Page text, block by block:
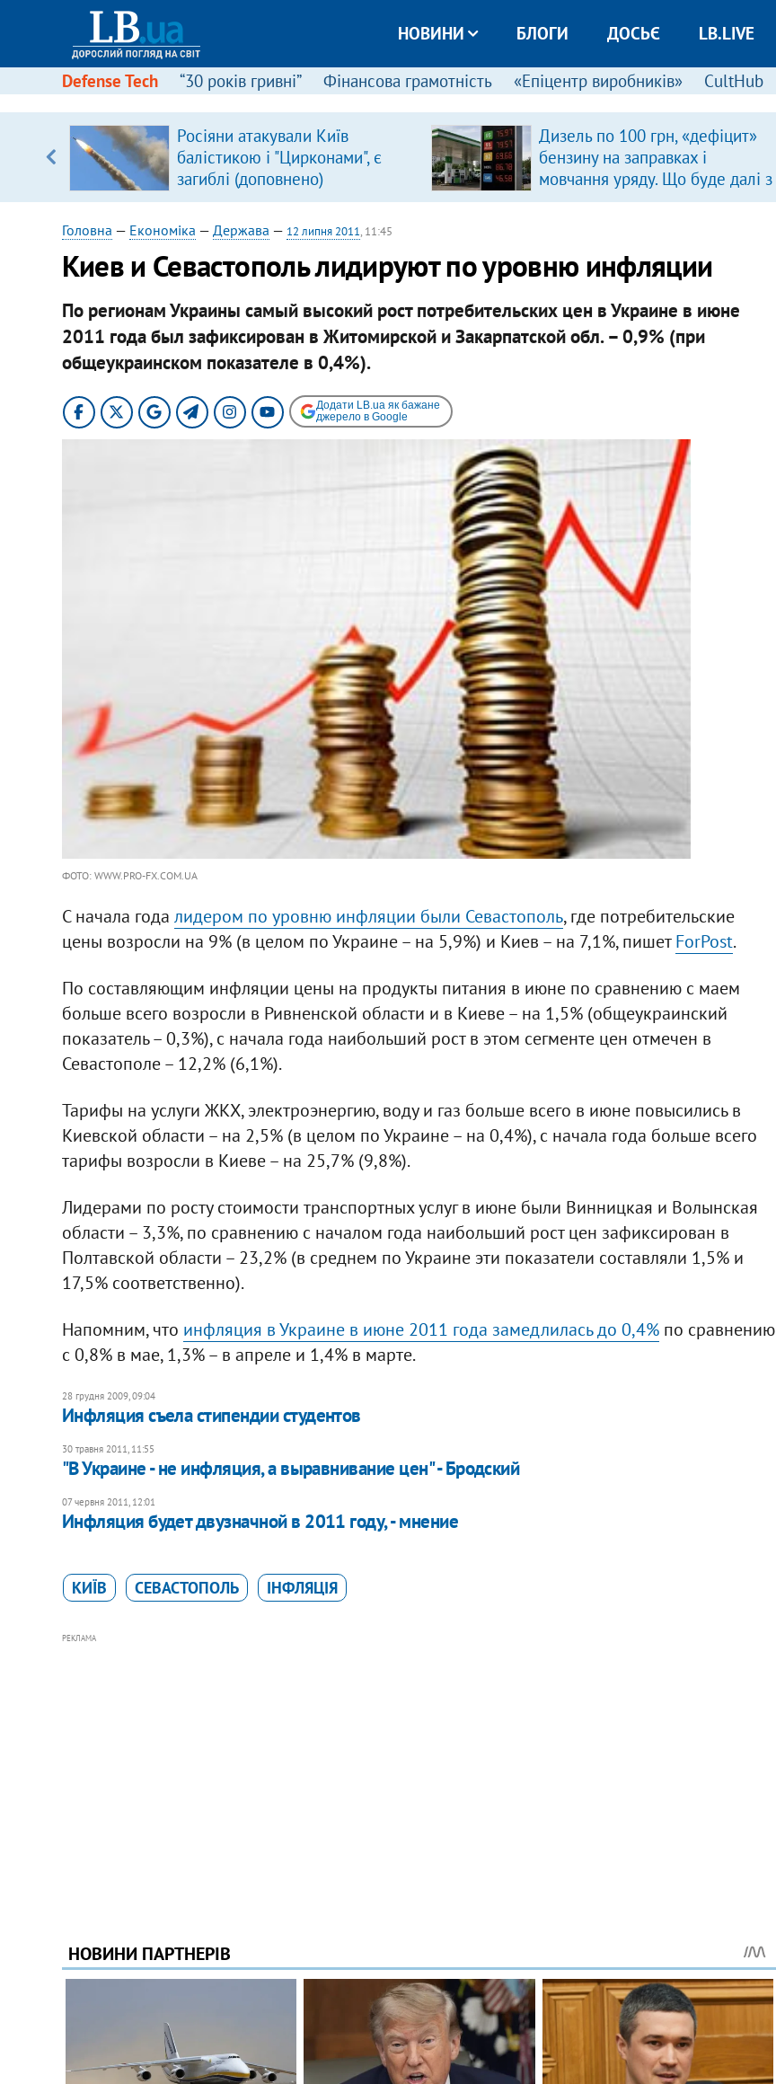
НОВИНИ БЛОГИ ДОСЬЄ LB.LIVE
Defense Tech “30 років гривні” Фінансова грамотність «Епіцентр виробників» CultHub
Росіяни атакували Київ
балістикою і "Цирконами", є
загиблі (доповнено)
Дизель по 100 грн, «дефіцит»
бензину на заправках і
мовчання уряду. Що буде далі з
цінами на пальне?
Головна — Економіка — Держава — 12 липня 2011, 11:45
Киев и Севастополь лидируют по уровню инфляции
По регионам Украины самый высокий рост потребительских цен в Украине в июне
2011 года был зафиксирован в Житомирской и Закарпатской обл. – 0,9% (при
общеукраинском показателе в 0,4%).
Додати LB.ua як бажане
джерело в Google
ФОТО: WWW.PRO-FX.COM.UA
С начала года лидером по уровню инфляции были Севастополь, где потребительские
цены возросли на 9% (в целом по Украине – на 5,9%) и Киев – на 7,1%, пишетForPost.
По составляющим инфляции цены на продукты питания в июне по сравнению с маем
больше всего возросли в Ривненской области и в Киеве – на 1,5% (общеукраинский
показатель – 0,3%), с начала года наибольший рост в этом сегменте цен отмечен в
Севастополе – 12,2% (6,1%).
Тарифы на услуги ЖКХ, электроэнергию, воду и газ больше всего в июне повысились в
Киевской области – на 2,5% (в целом по Украине – на 0,4%), с начала года больше всего
тарифы возросли в Киеве – на 25,7% (9,8%).
Лидерами по росту стоимости транспортных услуг в июне были Винницкая и Волынская
области – 3,3%, по сравнению с началом года наибольший рост цен зафиксирован в
Полтавской области – 23,2% (в среднем по Украине эти показатели составляли 1,5% и
17,5% соответственно).
Напомним, что инфляция в Украине в июне 2011 года замедлилась до 0,4%по сравнению
с 0,8% в мае, 1,3% – в апреле и 1,4% в марте.
28 грудня 2009, 09:04
Инфляция съела стипендии студентов
30 травня 2011, 11:55
"В Украине - не инфляция, а выравнивание цен" - Бродский
07 червня 2011, 12:01
Инфляция будет двузначной в 2011 году, - мнение
КИЇВ СЕВАСТОПОЛЬ ІНФЛЯЦІЯ
РЕКЛАМА